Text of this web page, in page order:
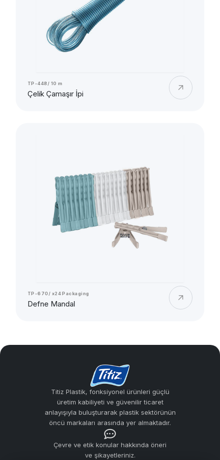
TP-448/ 10 m
Çelik Çamaşır İpi
TP-670/ x24 Packaging
Defne Mandal
Titiz Plastik, fonksiyonel ürünleri güçlü
üretim kabiliyeti ve güvenilir ticaret
anlayışıyla buluşturarak plastik sektörünün
öncü markaları arasında yer almaktadır.
Çevre ve etik konular hakkında öneri
ve şikayetleriniz.